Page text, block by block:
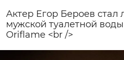
Актер Егор Бероев стал
мужской туалетной
Oriflame <br />